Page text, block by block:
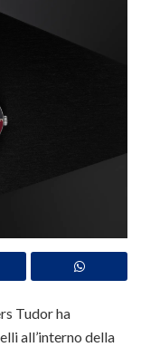
Tudor ha
all’interno della